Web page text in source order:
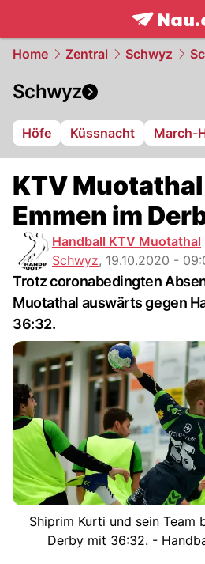
frontpage.
Home Zentral Schwyz
Schwyz
Höfe Küssnacht March-
KTV
Emmen im
Handball KTV Muotathal
Schwyz, 19.10.2020 -
Trotz coronabedingten
Muotathal auswärts gegen
36:32.
Shiprim Kurti und sein Team
Derby mit 36:32. -